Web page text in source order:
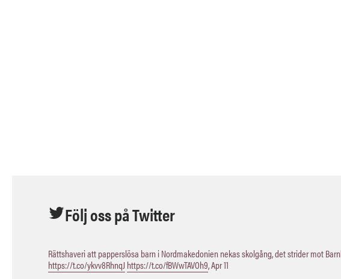
Följ oss på Twitter
Rättshaveri att papperslösa barn i Nordmakedonien nekas skolgång, det strider mot
https://t.co/ykvv8RhnqJ https://t.co/fBWwTAVOh9,Apr 11